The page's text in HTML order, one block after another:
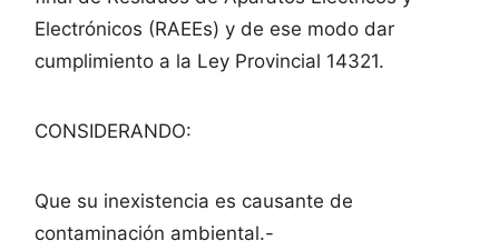
Electrónicos (RAEEs) y de ese modo dar
cumplimiento a la Ley Provincial 14321.
CONSIDERANDO:
Que su inexistencia es causante de
contaminación ambiental.-